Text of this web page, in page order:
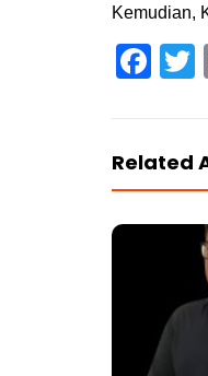
Kemudian,
Related